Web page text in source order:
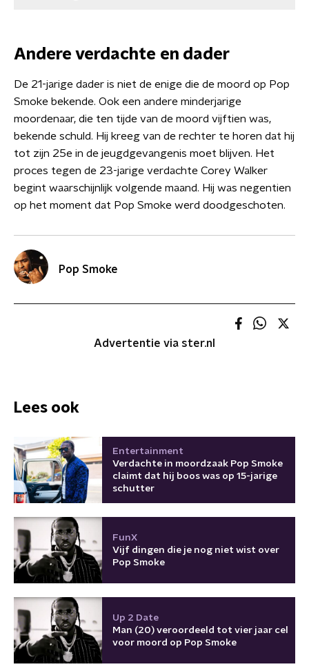
Andere verdachte en dader
De 21-jarige dader is niet de enige die de moord op Pop
Smoke bekende. Ook een andere minderjarige
moordenaar, die ten tijde van de moord vijftien was,
bekende schuld. Hij kreeg van de rechter te horen dat hij
tot zijn 25e in de jeugdgevangenis moet blijven. Het
proces tegen de 23-jarige verdachte Corey Walker
begint waarschijnlijk volgende maand. Hij was negentien
op het moment dat Pop Smoke werd doodgeschoten.
Pop Smoke
Advertentie via ster.nl
Lees ook
Entertainment
Verdachte in moordzaak Pop Smoke
claimt dat hij boos was op 15-jarige
schutter
FunX
Vijf dingen die je nog niet wist over
Pop Smoke
Up 2 Date
Man (20) veroordeeld tot vier jaar cel
voor moord op Pop Smoke